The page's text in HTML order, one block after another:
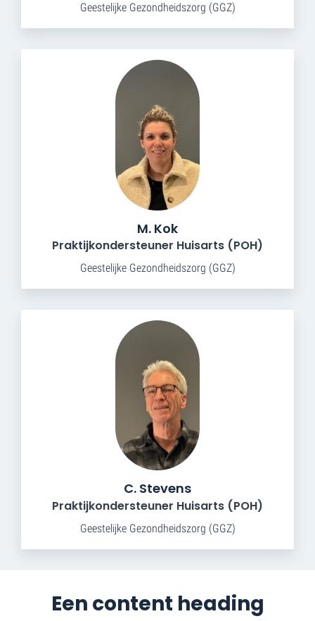
Geestelijke Gezondheidszorg (GGZ)
M. Kok
Praktijkondersteuner Huisarts (POH)
Geestelijke Gezondheidszorg (GGZ)
C. Stevens
Praktijkondersteuner Huisarts (POH)
Geestelijke Gezondheidszorg (GGZ)
Een content heading